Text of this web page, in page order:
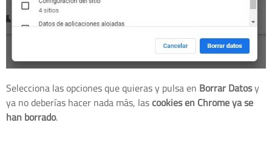
Selecciona las opciones que quieras y pulsa en Borrar Datosy
ya no deberías hacer nada más, lascookies en Chrome ya se
han borrado.